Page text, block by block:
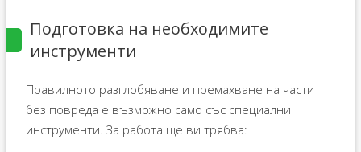
Подготовка на необходимите
инструменти
Правилното разглобяване и премахване на части
без повреда е възможно само със специални
инструменти. За работа ще ви трябва: